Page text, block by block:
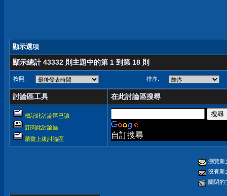
顯示選項
顯示總計 43332 則主題中的第 1 到第 18 則
按照: 排序:
討論區工具 在此討論區搜尋
標記此討論區已讀
訂閱此討論區
瀏覽上級討論區
自訂搜尋
瀏覽新
沒有新
關閉的